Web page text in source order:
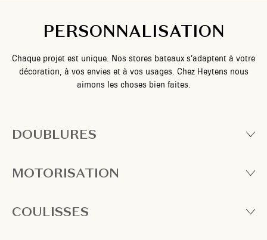
PERSONNALISATION
Chaque projet est unique. Nos stores bateaux s’adaptent à votre
décoration, à vos envies et à vos usages. Chez Heytens nous
aimons les choses bien faites.
DOUBLURES
MOTORISATION
COULISSES